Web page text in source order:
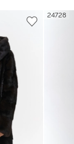
24728